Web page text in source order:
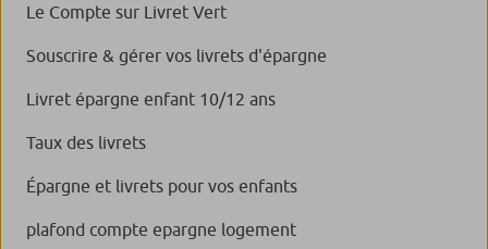
Le Compte sur Livret Vert
Souscrire & gérer vos livrets d'épargne
Livret épargne enfant 10/12 ans
Taux des livrets
Épargne et livrets pour vos enfants
plafond compte epargne logement